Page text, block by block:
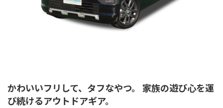
かわいいフリして、タフなやつ。 家族の遊び心を運
び続けるアウトドアギア。